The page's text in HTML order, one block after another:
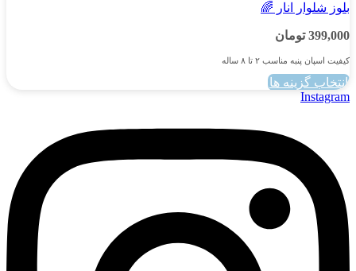
بلوز شلوار انار 🌈
399,000 تومان
کیفیت اسپان پنبه مناسب ۲ تا ۸ ساله
انتخاب گزینه ها
این
مختلفی
می
باشد.
گزینه
ها
ممکن
است
در
Instagram